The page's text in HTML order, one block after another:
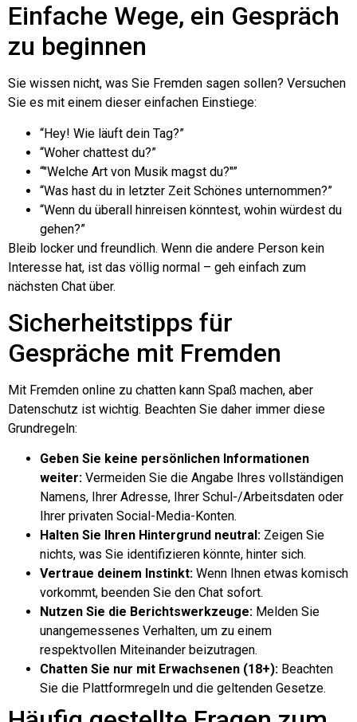
Einfache Wege, ein Gespräch
zu beginnen
Sie wissen nicht, was Sie Fremden sagen sollen? Versuchen
Sie es mit einem dieser einfachen Einstiege:
“Hey! Wie läuft dein Tag?”
“Woher chattest du?”
“"Welche Art von Musik magst du?"”
“Was hast du in letzter Zeit Schönes unternommen?”
“Wenn du überall hinreisen könntest, wohin würdest du
gehen?”
Bleib locker und freundlich. Wenn die andere Person kein
Interesse hat, ist das völlig normal – geh einfach zum
nächsten Chat über.
Sicherheitstipps für
Gespräche mit Fremden
Mit Fremden online zu chatten kann Spaß machen, aber
Datenschutz ist wichtig. Beachten Sie daher immer diese
Grundregeln:
Geben Sie keine persönlichen Informationen
weiter: Vermeiden Sie die Angabe Ihres vollständigen
Namens, Ihrer Adresse, Ihrer Schul-/Arbeitsdaten oder
Ihrer privaten Social-Media-Konten.
Halten Sie Ihren Hintergrund neutral: Zeigen Sie
nichts, was Sie identifizieren könnte, hinter sich.
Vertraue deinem Instinkt: Wenn Ihnen etwas komisch
vorkommt, beenden Sie den Chat sofort.
Nutzen Sie die Berichtswerkzeuge: Melden Sie
unangemessenes Verhalten, um zu einem
respektvollen Miteinander beizutragen.
Chatten Sie nur mit Erwachsenen (18+): Beachten
Sie die Plattformregeln und die geltenden Gesetze.